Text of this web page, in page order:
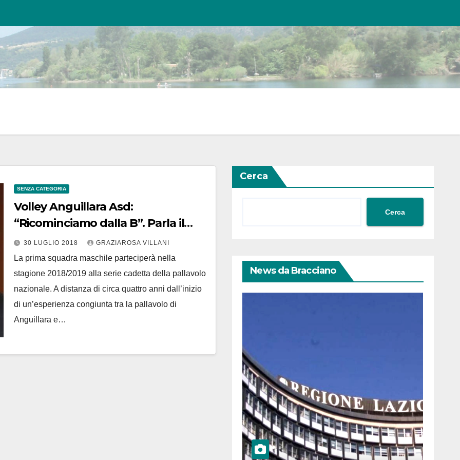
SENZA CATEGORIA
Volley Anguillara Asd:
“Ricominciamo dalla B”. Parla il
presidente Stefano Mondati
30 LUGLIO 2018 GRAZIAROSA VILLANI
La prima squadra maschile parteciperà nella
stagione 2018/2019 alla serie cadetta della pallavolo
nazionale. A distanza di circa quattro anni dall’inizio
di un’esperienza congiunta tra la pallavolo di
Anguillara e…
Cerca
Cerca
News da Bracciano